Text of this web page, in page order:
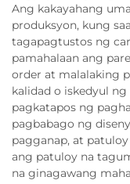
Ang kakayahang
produksyon, kung
tagapagtustos ng
pamahalaan ang
order at malalaking
kalidad o iskedyul
pagkatapos ng
pagbabago ng
pagganap, at
ang patuloy na
na ginagawang